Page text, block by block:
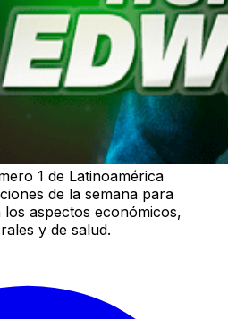
1 de Latinoamérica
de la semana para
aspectos económicos,
y de salud.